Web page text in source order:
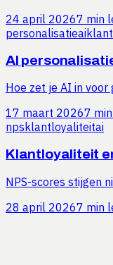
24 april 20267 min
personalisatieai
AI
Hoe zet je AI in
17 maart 20267
nps klantloyaliteitai
Klantloyaliteit
NPS-scores stijgen
28 april 20267 min